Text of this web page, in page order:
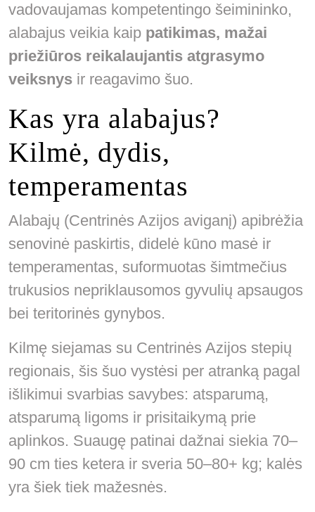
vadovaujamas kompetentingo šeimininko,
alabajus veikia kaip patikimas, mažai
priežiūros reikalaujantis atgrasymo
veiksnys ir reagavimo šuo.
Kas yra alabajus?
Kilmė, dydis,
temperamentas
Alabajų (Centrinės Azijos aviganį) apibrėžia
senovinė paskirtis, didelė kūno masė ir
temperamentas, suformuotas šimtmečius
trukusios nepriklausomos gyvulių apsaugos
bei teritorinės gynybos.
Kilmę siejamas su Centrinės Azijos stepių
regionais, šis šuo vystėsi per atranką pagal
išlikimui svarbias savybes: atsparumą,
atsparumą ligoms ir prisitaikymą prie
aplinkos. Suaugę patinai dažnai siekia 70–
90 cm ties ketera ir sveria 50–80+ kg; kalės
yra šiek tiek mažesnės.